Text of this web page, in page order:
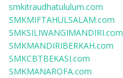
smkitraudhatululum.com
SMKMIFTAHULSALAM.com
SMKSILIWANGIMANDIRI.com
SMKMANDIRIBERKAH.com
SMKCBTBEKASI.com
SMKMANAROFA.com